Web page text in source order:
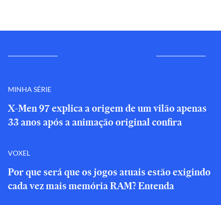
MINHA SÉRIE
X-Men 97 explica a origem de um vilão apenas
33 anos após a animação original confira
VOXEL
Por que será que os jogos atuais estão exigindo
cada vez mais memória RAM? Entenda